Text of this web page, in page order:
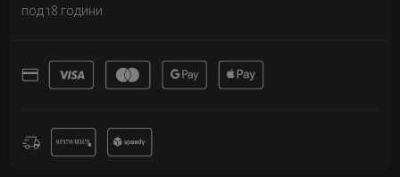
под 18 години.